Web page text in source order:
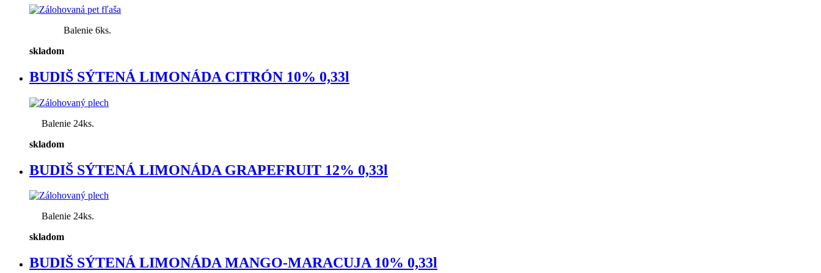
Balenie 6ks.
skladom
BUDIŠ SÝTENÁ LIMONÁDA CITRÓN 10% 0,33l
Balenie 24ks.
skladom
BUDIŠ SÝTENÁ LIMONÁDA GRAPEFRUIT 12% 0,33l
Balenie 24ks.
skladom
BUDIŠ SÝTENÁ LIMONÁDA MANGO-MARACUJA 10% 0,33l